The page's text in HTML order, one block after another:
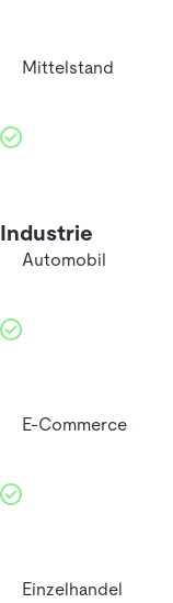
Mittelstand
Industrie
Automobil
E-Commerce
Einzelhandel